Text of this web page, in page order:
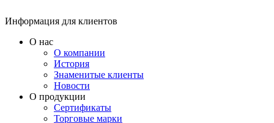
Информация для клиентов
О нас
О компании
История
Знаменитые клиенты
Новости
О продукции
Сертификаты
Торговые марки